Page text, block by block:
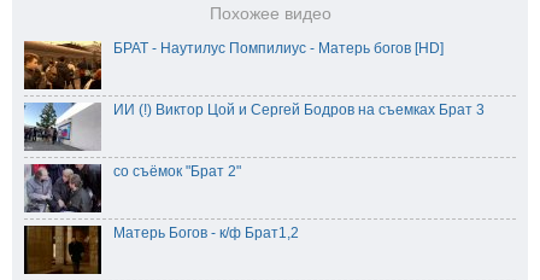
Похожее видео
БРАТ - Наутилус Помпилиус - Матерь богов [HD]
ИИ (!) Виктор Цой и Сергей Бодров на съемках Брат 3
со съёмок "Брат 2"
Матерь Богов - к/ф Брат1,2